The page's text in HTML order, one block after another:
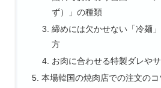
ず）」の種類
締めには欠かせない「冷麺
方
お肉に合わせる特製ダレや
本場韓国の焼肉店での注文の